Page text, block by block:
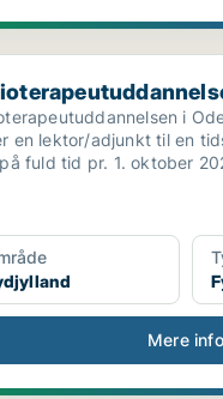
i
en lektor/adjunkt til en
fuld tid pr. 1. oktober
Mere info